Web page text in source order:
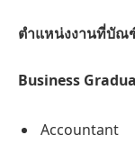
ตำแหน่งงานที่บัณ
Business
Accountant